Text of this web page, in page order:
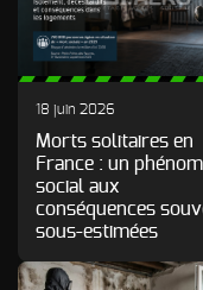
18 juin 2026
Morts solitaires en
France : un
social aux
conséquences
sous-estimées